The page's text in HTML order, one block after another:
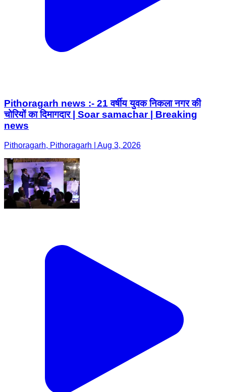
Pithoragarh news :- 21 वर्षीय युवक निकला नगर की
चोरियों का दिमागदार | Soar samachar | Breaking
news
Pithoragarh, Pithoragarh | Aug 3, 2026